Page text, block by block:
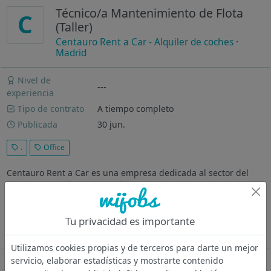
C
Técnico/a Mantenimiento de Flota
(Taller)
Centauro Rent a Car - Alquiler de coches ·
Madrid
Nivel de
experiencia
---
Tipo de contrato
A tiempo completo
Publicada
30 jun.
. Office
Centauro Rent a Car es una empresa dedicada al sector del
alquiler de vehículos con más de 50 años de experiencia en el
negocio. Nuestra sede central se encuentra en Alicante
(España) y contamos con oficinas en los destinos turísticos más
Ver más
Oferta desactivada
Tu privacidad es importante
Utilizamos cookies propias y de terceros para darte un mejor
servicio, elaborar estadísticas y mostrarte contenido